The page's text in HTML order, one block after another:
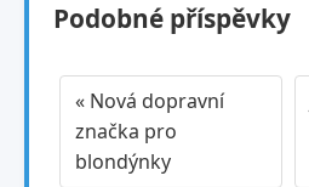
Podobné příspěvky
« Nová dopravní
značka pro
blondýnky